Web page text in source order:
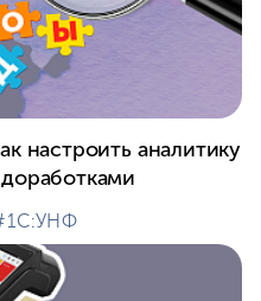
настроить аналитику